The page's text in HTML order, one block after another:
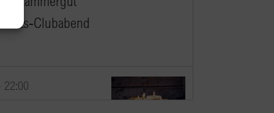
Clubabend
22:00